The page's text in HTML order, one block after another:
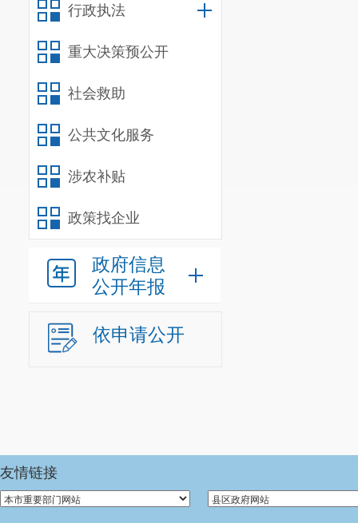
行政执法
重大决策预公开
社会救助
公共文化服务
涉农补贴
政策找企业
政府信息
公开年报
依申请公开
友情链接